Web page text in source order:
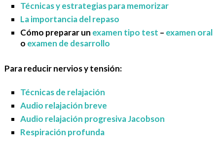
Técnicas y estrategias para memorizar
La importancia del repaso
Cómo preparar un examen tipo test – examen oral
o examen de desarrollo
Para reducir nervios y tensión:
Técnicas de relajación
Audio relajación breve
Audio relajación progresiva Jacobson
Respiración profunda